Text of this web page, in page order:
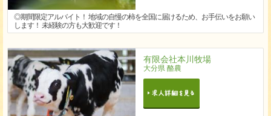
◎期間限定アルバイト！ 地域の自慢の柿を全国に届けるため、お手伝いをお願い
します！ 未経験の方も大歓迎です！
有限会社本川牧場
大分県 酪農